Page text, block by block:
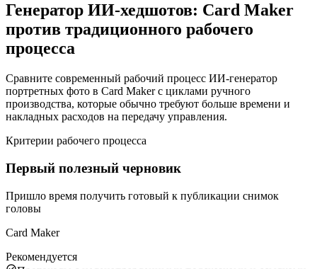
Генератор ИИ-хедшотов: Card Maker
против традиционного рабочего
процесса
Сравните современный рабочий процесс ИИ-генератор
портретных фото в Card Maker с циклами ручного
производства, которые обычно требуют больше времени и
накладных расходов на передачу управления.
Критерии рабочего процесса
Первый полезный черновик
Пришло время получить готовый к публикации снимок
головы
Card Maker
Рекомендуется